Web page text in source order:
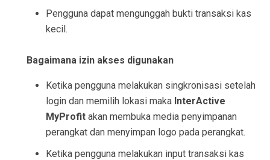
Pengguna dapat mengunggah bukti transaksi kas
kecil.
Bagaimana izin akses digunakan
Ketika pengguna melakukan singkronisasi setelah
login dan memilih lokasi maka InterActive
MyProfit akan membuka media penyimpanan
perangkat dan menyimpan logo pada perangkat.
Ketika pengguna melakukan input transaksi kas